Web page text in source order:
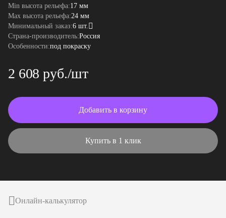
Min высота рельефа:17 мм
Max высота рельефа:24 мм
Минимальный заказ:6 шт.
Страна-производитель:Россия
Особенности:под покраску
2 608 руб./шт
Добавить в корзину
Купить в 1 клик
Онлайн-калькулятор